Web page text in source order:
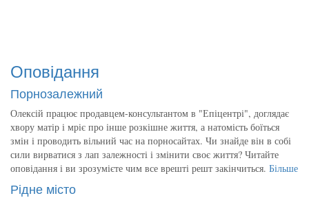
Оповідання
Порнозалежний
Олексій працює продавцем-консультантом в "Епіцентрі", доглядає
хвору матір і мріє про інше розкішне життя, а натомість боїться
змін і проводить вільний час на порносайтах. Чи знайде він в собі
сили вирватися з лап залежності і змінити своє життя? Читайте
оповідання і ви зрозумієте чим все врешті решт закінчиться. Більше
Рідне місто